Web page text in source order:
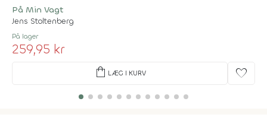
På Min Vagt
Jens Stoltenberg
På lager
259,95 kr
shopping_bag LÆG I KURV favorite